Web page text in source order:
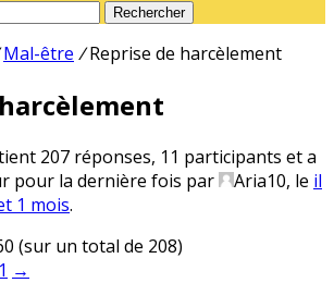
Rechercher
Mal-être / Reprise de harcèlement
207 réponses, 11 participants et a
pour la dernière fois par
Aria10, le il
1 mois.
(sur un total de 208)
→